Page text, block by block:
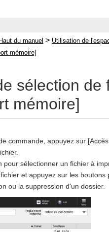
Haut du manuel > Utilisation de
mémoire]
sélection
mémoire]
commande, appuyez sur
pour sélectionner un fichier à
et appuyez sur les
ou la suppression d'un dossier.